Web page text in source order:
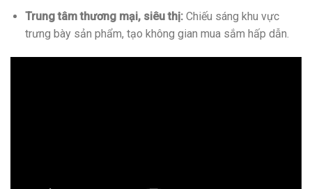
Trung tâm thương mại, siêu thị:Chiếu sáng khu vực
trưng bày sản phẩm, tạo không gian mua sắm hấp dẫn.